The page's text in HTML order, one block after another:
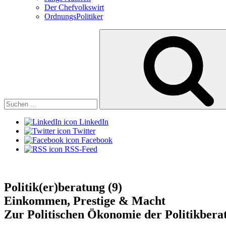
Der Chefvolkswirt
OrdnungsPolitiker
LinkedIn
Twitter
Facebook
RSS-Feed
Politik(er)beratung (9)
Einkommen, Prestige & Macht
Zur Politischen Ökonomie der